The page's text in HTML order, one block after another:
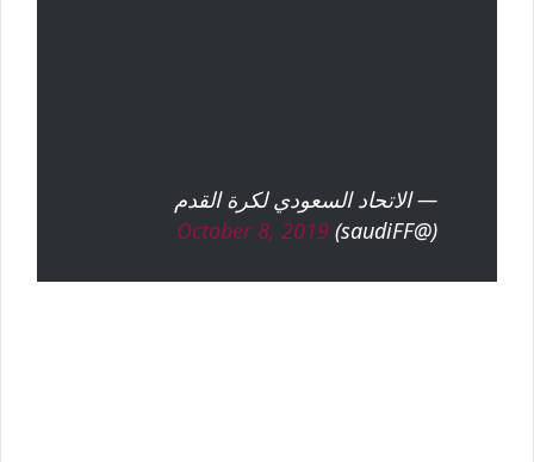
— الاتحاد السعودي لكرة القدم
(@saudiFF)
October 8, 2019